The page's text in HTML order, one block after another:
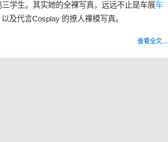
学生。其实她的全裸写真，远远不止是车展车
及代言Cosplay 的撩人裸模写真。
查看全文…